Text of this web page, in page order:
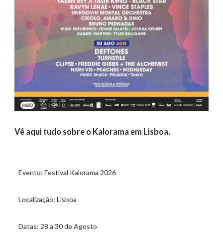
Vê aqui tudo sobre o Kalorama em Lisboa.
Evento: Festival Kalorama 2026
Localização: Lisboa
Datas: 28 a 30 de Agosto